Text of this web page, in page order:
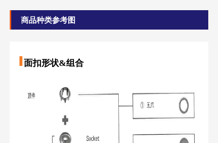
商品种类参考图
面扣形状&组合